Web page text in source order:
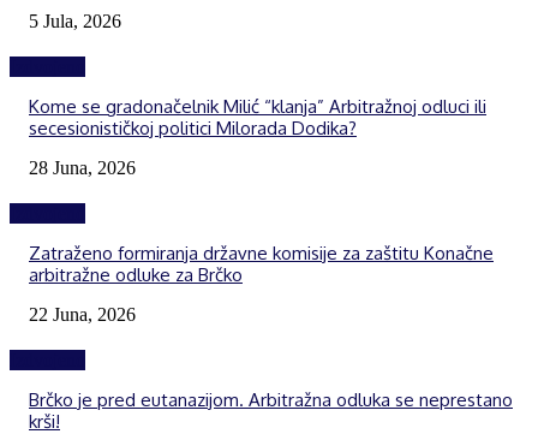
5 Jula, 2026
Kome se gradonačelnik Milić “klanja” Arbitražnoj odluci ili
secesionističkoj politici Milorada Dodika?
28 Juna, 2026
Zatraženo formiranja državne komisije za zaštitu Konačne
arbitražne odluke za Brčko
22 Juna, 2026
Brčko je pred eutanazijom. Arbitražna odluka se neprestano
krši!